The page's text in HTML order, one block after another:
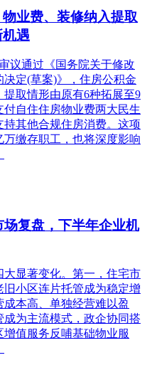
业费、装修纳入提取
遇
议通过《国务院关于修改
定(草案)》，住房公积金
取情形由原有6种拓展至9
自住住房物业费两大民生
其他合规住房消费。这项
缴存职工，也将深度影响
复盘，下半年企业机
大显著变化。第一，住宅市
小区连片托管成为稳定增
本高、单独经营难以盈
为主流模式，政企协同搭
值服务反哺基础物业服